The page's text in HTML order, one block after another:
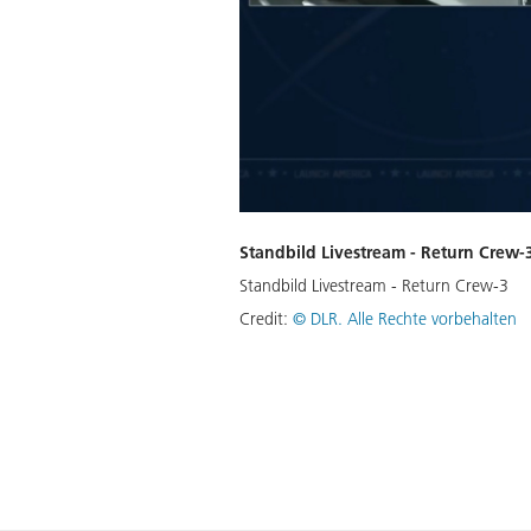
Standbild Livestream - Return Crew-
Standbild Livestream - Return Crew-3
Credit: © DLR. Alle Rechte vorbehalten